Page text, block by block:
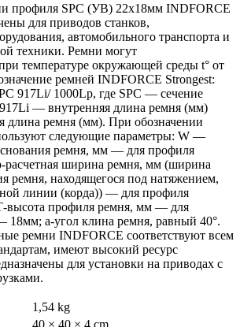
профиля SPC (УB) 22х18мм INDFORCE
для приводов станков,
автомобильного транспорта и
техники. Ремни могут
температуре окружающей среды t° от
ремней INDFORCE Strongest:
917Li/ 1000Lp, где SPC — сечение
— внутренняя длина ремня (мм)
длина ремня (мм). При обозначении
следующие параметры: W —
ремня, мм — для профиля
ширина ремня, мм (ширина
ремня, находящегося под натяжением,
линии (корда)) — для профиля
профиля ремня, мм — для
a-угол клина ремня, равный 40°.
ремни INDFORCE соответствуют всем
имеют высокий ресурс
для установки на приводах с
1,54 kg
40 × 40 × 4 cm